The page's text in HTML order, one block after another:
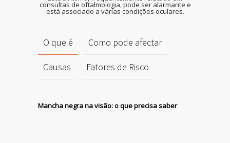
O que é Como pode afectar
Causas Fatores de Risco
Mancha negra na visão: o que precisa saber